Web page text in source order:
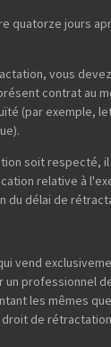
quatorze jours
vous
contrat au
(par exemple,
soit respecté,
relative à
du délai de
vend
professionnel
les mêmes
de